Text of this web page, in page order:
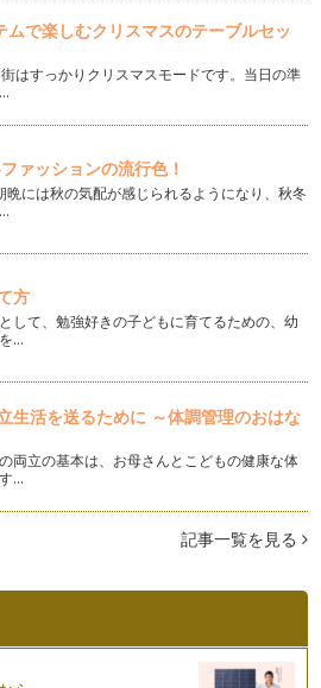
を家族みんなで楽しみましょう！
スタイリスト＆セラピストの齋藤智子
ムで楽しむクリスマスのテーブルセッ
はすっかりクリスマスモードです。当日の準
ァッションの流行色！
晩には秋の気配が感じられるようになり、秋冬
方
して、勉強好きの子どもに育てるための、幼
…
生活を送るために ～体調管理のおはな
両立の基本は、お母さんとこどもの健康な体
…
記事一覧を見る